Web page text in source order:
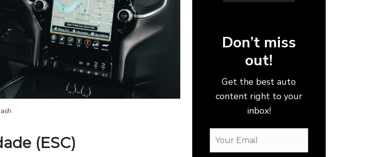
(ESC)
Don’t miss
out!
Get the best auto
content right to your
inbox!